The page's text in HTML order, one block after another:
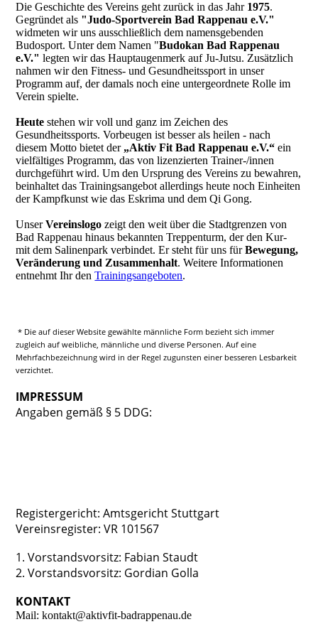
Die Geschichte des Vereins geht zurück in das Jahr 1975.
Gegründet als "Judo-Sportverein Bad Rappenau e.V."
widmeten wir uns ausschließlich dem namensgebenden
Budosport. Unter dem Namen "Budokan Bad Rappenau
e.V." legten wir das Hauptaugenmerk auf Ju-Jutsu. Zusätzlich
nahmen wir den Fitness- und Gesundheitssport in unser
Programm auf, der damals noch eine untergeordnete Rolle im
Verein spielte.
Heute stehen wir voll und ganz im Zeichen des
Gesundheitssports. Vorbeugen ist besser als heilen - nach
diesem Motto bietet der „Aktiv Fit Bad Rappenau e.V.“ ein
vielfältiges Programm, das von lizenzierten Trainer-/innen
durchgeführt wird. Um den Ursprung des Vereins zu bewahren,
beinhaltet das Trainingsangebot allerdings heute noch Einheiten
der Kampfkunst wie das Eskrima und dem Qi Gong.
UnserVereinslogo zeigt den weit über die Stadtgrenzen von
Bad Rappenau hinaus bekannten Treppenturm, der den Kur-
mit dem Salinenpark verbindet. Er steht für uns fürBewegung,
Veränderung und Zusammenhalt. Weitere Informationen
entnehmt Ihr denTrainingsangeboten.
* Die auf dieser Website gewählte männliche Form bezieht sich immer
zugleich auf weibliche, männliche und diverse Personen. Auf eine
Mehrfachbezeichnung wird in der Regel zugunsten einer besseren Lesbarkeit
verzichtet.
IMPRESSUM
Angaben gemäß § 5 DDG:
Registergericht: Amtsgericht Stuttgart
Vereinsregister: VR 101567
1. Vorstandsvorsitz: Fabian Staudt
2. Vorstandsvorsitz: Gordian Golla
KONTAKT
Mail: kontakt@aktivfit-badrappenau.de